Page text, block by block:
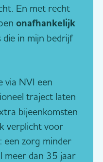
En met recht
onafhankelijk
in mijn bedrijf
via NVI een
traject laten
bijeenkomsten
verplicht voor
een zorg minder
meer dan 35 jaar